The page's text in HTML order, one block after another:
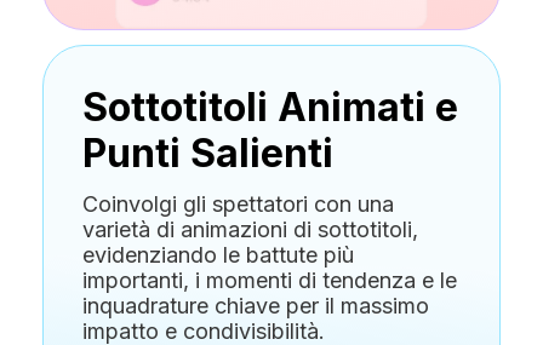
Sottotitoli Animati e
Punti Salienti
Coinvolgi gli spettatori con una
varietà di animazioni di sottotitoli,
evidenziando le battute più
importanti, i momenti di tendenza e le
inquadrature chiave per il massimo
impatto e condivisibilità.